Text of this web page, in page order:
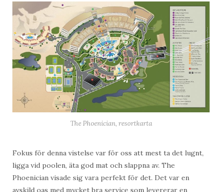
The Phoenician, resortkarta
Fokus för denna vistelse var för oss att mest ta det lugnt,
ligga vid poolen, äta god mat och slappna av. The
Phoenician visade sig vara perfekt för det. Det var en
avskild oas med mycket bra service som levererar en